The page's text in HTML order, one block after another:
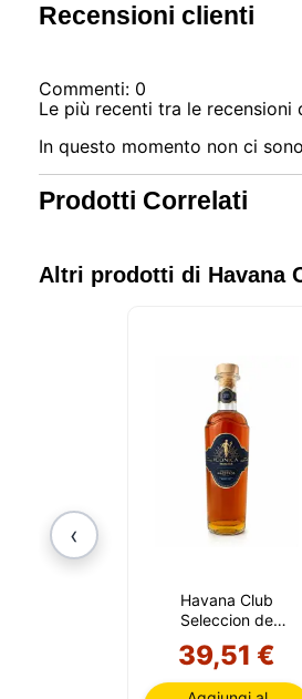
Recensioni clienti
Commenti: 0
Le più recenti tra le recensioni
In questo momento non ci
Prodotti Correlati
Altri prodotti di Havana
‹
Havana Club
Seleccion de
39,51 €